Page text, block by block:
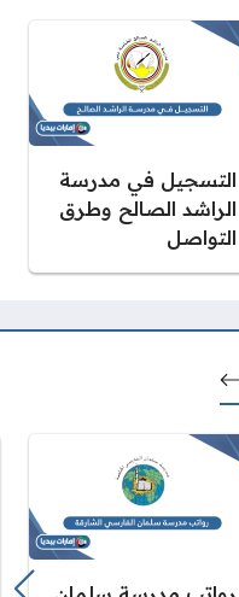
التسجيل في مدرسة
الراشد الصالح وطرق
التواصل